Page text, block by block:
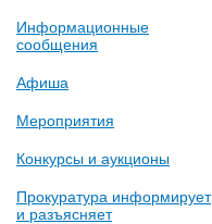
Информационные
сообщения
Афиша
Мероприятия
Конкурсы и аукционы
Прокуратура информирует
и разъясняет